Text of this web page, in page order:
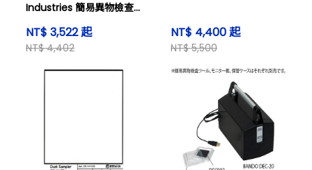
Industries 簡易異物檢查
工具 異物暴露管理 DEC系
列
NT$ 3,522 起
NT$ 4,402
NT$ 4,400 起
NT$ 5,500